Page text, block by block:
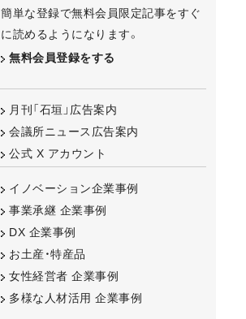
簡単な登録で無料会員限定記事をすぐ
に読めるようになります。
無料会員登録をする
月刊「石垣」広告案内
会議所ニュース広告案内
公式 X アカウント
イノベーション企業事例
事業承継 企業事例
DX 企業事例
お土産・特産品
女性経営者 企業事例
多様な人材活用 企業事例